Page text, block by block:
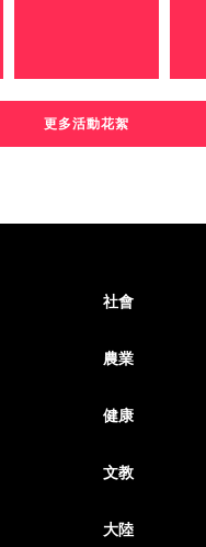
更多活動花絮
社會
農業
健康
文教
大陸